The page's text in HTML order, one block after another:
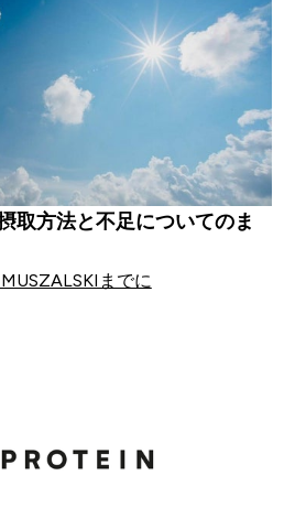
取方法と不足についてのま
までに